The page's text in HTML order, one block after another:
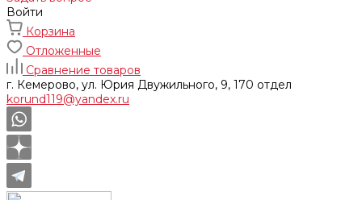
Войти
Корзина
Отложенные
Сравнение товаров
г. Кемерово, ул. Юрия Двужильного, 9, 170 отдел
korund119@yandex.ru